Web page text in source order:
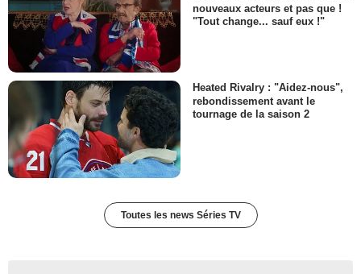
nouveaux acteurs et pas que !
"Tout change... sauf eux !"
Heated Rivalry : "Aidez-nous",
rebondissement avant le
tournage de la saison 2
Toutes les news Séries TV